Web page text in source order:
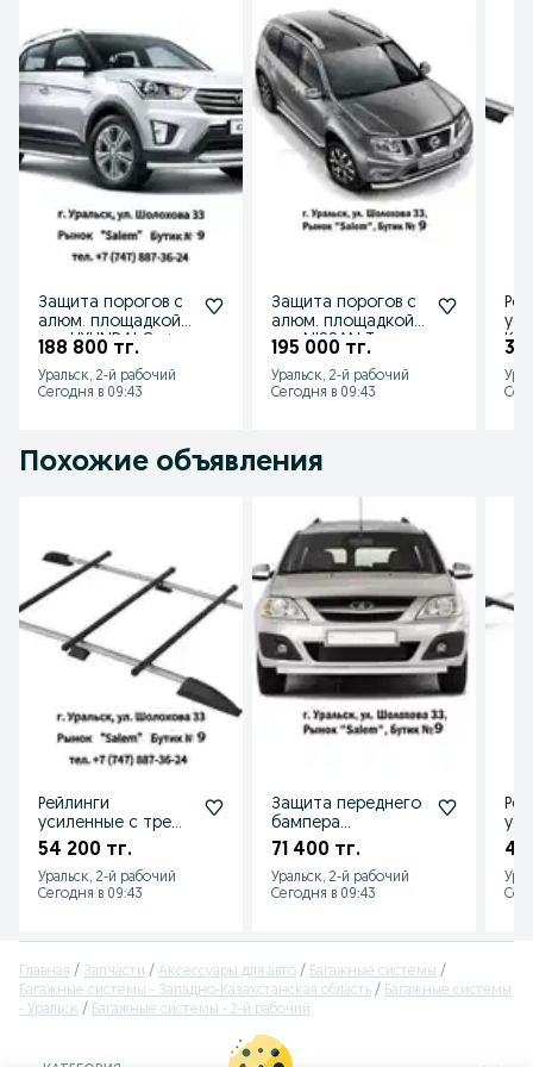
Защита порогов с
алюм. площадкой
для HYUNDAI Creta
188 800 тг.
Уральск, 2-й рабочий
Сегодня в 09:43
Защита порогов с
алюм. площадкой
для NISSAN Terrano
195 000 тг.
Уральск, 2-й рабочий
Сегодня в 09:43
36
Похожие объявления
Рейлинги
усиленные с тремя
поперечинами на
54 200 тг.
Уральск, 2-й рабочий
Сегодня в 09:43
Защита переднего
бампера
одинарная для
до 2020 г.в
71 400 тг.
Уральск, 2-й рабочий
Сегодня в 09:43
48
Главная Запчасти Аксессуары для авто
Багажные системы
Багажные системы - Западно-Казахстанская область
Багажные системы
- Уральск
Багажные системы - 2-й рабочий